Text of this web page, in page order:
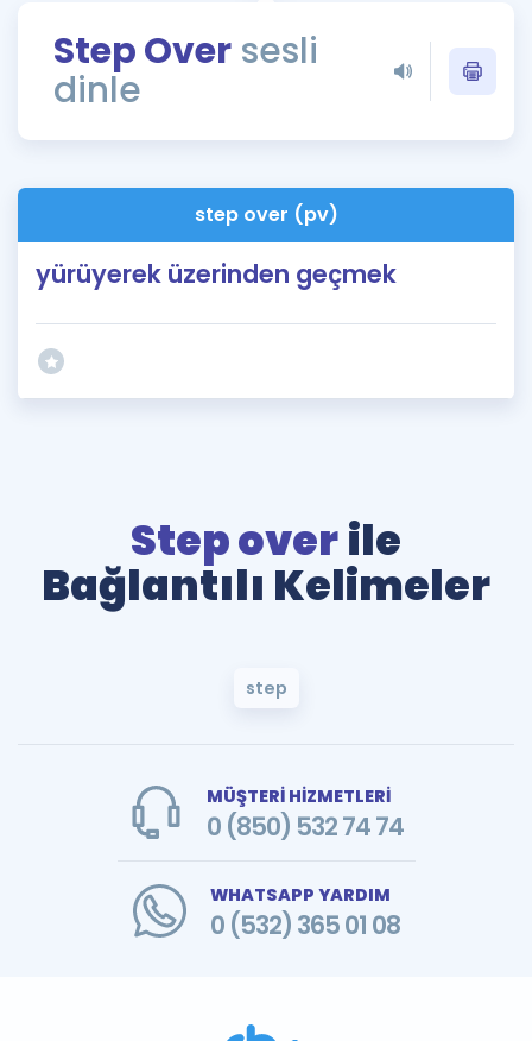
Rehberlik Aracı
ÖSYM Sınav Takvimi
İngilizce Gramer
Step Over sesli
dinle
step over (pv)
yürüyerek üzerinden geçmek
Step overile
Bağlantılı Kelimeler
step
MÜŞTERİ HİZMETLERİ
0 (850) 532 74 74
WHATSAPP YARDIM
0 (532) 365 01 08